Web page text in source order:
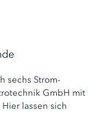
sechs Strom-
GmbH mit
lassen sich